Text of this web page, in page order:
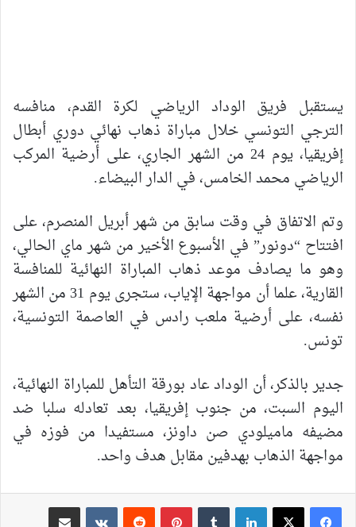
يستقبل فريق الوداد الرياضي لكرة القدم، منافسه
الترجي التونسي خلال مباراة ذهاب نهائي دوري أبطال
إفريقيا، يوم 24 من الشهر الجاري، على أرضية المركب
الرياضي محمد الخامس، في الدار البيضاء.
وتم الاتفاق في وقت سابق من شهر أبريل المنصرم، على
افتتاح “دونور” في الأسبوع الأخير من شهر ماي الحالي،
وهو ما يصادف موعد ذهاب المباراة النهائية للمنافسة
القارية، علما أن مواجهة الإياب، ستجرى يوم 31 من الشهر
نفسه، على أرضية ملعب رادس في العاصمة التونسية،
تونس.
جدير بالذكر، أن الوداد عاد بورقة التأهل للمباراة النهائية،
اليوم السبت، من جنوب إفريقيا، بعد تعادله سلبا ضد
مضيفه ماميلودي صن داونز، مستفيدا من فوزه في
مواجهة الذهاب بهدفين مقابل هدف واحد.
لينكدإن بينتيريست
مشاركة عبر البريد